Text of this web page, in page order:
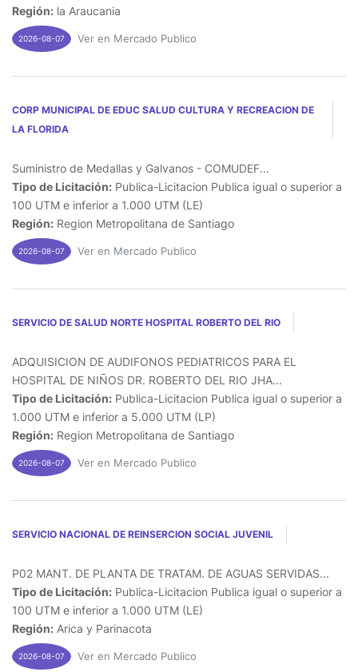
Región: la Araucania
2026-08-07 Ver en Mercado Publico
CORP MUNICIPAL DE EDUC SALUD CULTURA Y RECREACION DE
LA FLORIDA
Suministro de Medallas y Galvanos - COMUDEF...
Tipo de Licitación: Publica-Licitacion Publica igual o superior a
100 UTM e inferior a 1.000 UTM (LE)
Región: Region Metropolitana de Santiago
2026-08-07 Ver en Mercado Publico
SERVICIO DE SALUD NORTE HOSPITAL ROBERTO DEL RIO
ADQUISICION DE AUDIFONOS PEDIATRICOS PARA EL
HOSPITAL DE NIÑOS DR. ROBERTO DEL RIO JHA...
Tipo de Licitación: Publica-Licitacion Publica igual o superior a
1.000 UTM e inferior a 5.000 UTM (LP)
Región: Region Metropolitana de Santiago
2026-08-07 Ver en Mercado Publico
SERVICIO NACIONAL DE REINSERCION SOCIAL JUVENIL
P02 MANT. DE PLANTA DE TRATAM. DE AGUAS SERVIDAS...
Tipo de Licitación: Publica-Licitacion Publica igual o superior a
100 UTM e inferior a 1.000 UTM (LE)
Región: Arica y Parinacota
2026-08-07 Ver en Mercado Publico